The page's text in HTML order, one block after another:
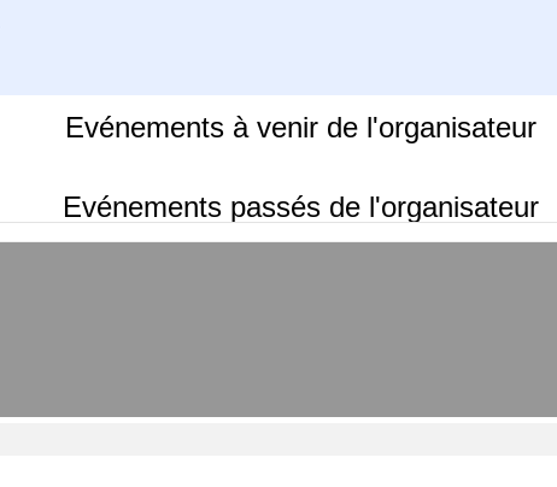
Evénements à venir de l'organisateur
Evénements passés de l'organisateur